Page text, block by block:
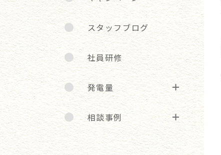
スタッフブログ
社員研修
発電量
相談事例